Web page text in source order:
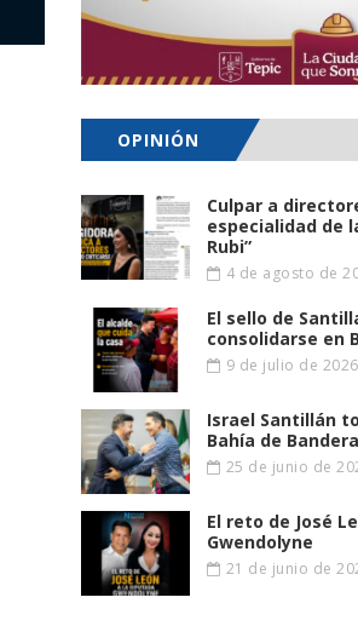
OPINIÓN
Culpar a
especialidad de
Rubi”
4 de agosto de
El sello de
consolidarse en
9 de julio de 2026
Israel Santillán
Bahía de
25 de junio de
El reto de José
Gwendolyne
21 de junio de